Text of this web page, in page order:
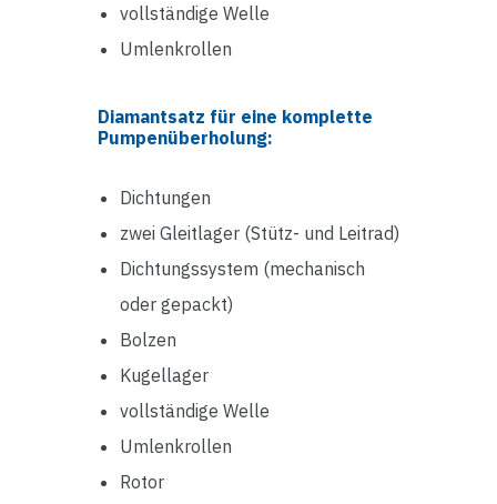
vollständige Welle
Umlenkrollen
Diamantsatz für eine komplette
Pumpenüberholung:
Dichtungen
zwei Gleitlager (Stütz- und Leitrad)
Dichtungssystem (mechanisch
oder gepackt)
Bolzen
Kugellager
vollständige Welle
Umlenkrollen
Rotor